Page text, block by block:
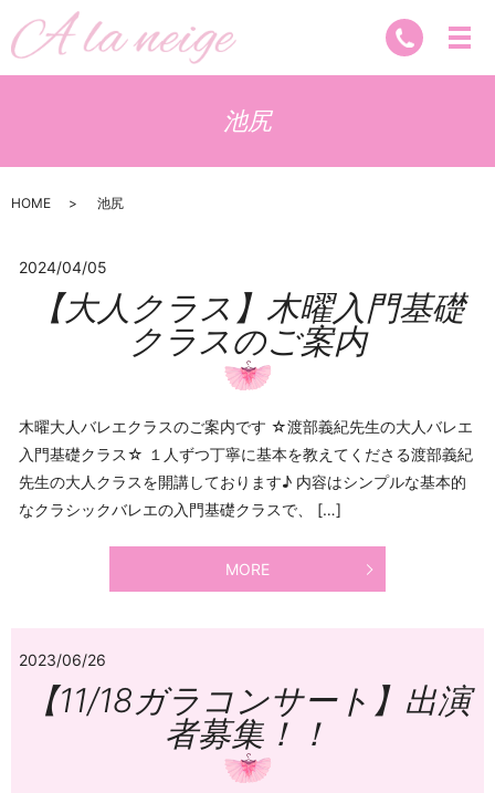
池尻
HOME 池尻
2024/04/05
【大人クラス】木曜入門基礎
クラスのご案内
木曜大人バレエクラスのご案内です ☆渡部義紀先生の大人バレエ
入門基礎クラス☆ １人ずつ丁寧に基本を教えてくださる渡部義紀
先生の大人クラスを開講しております♪ 内容はシンプルな基本的
なクラシックバレエの入門基礎クラスで、 […]
MORE
2023/06/26
【11/18ガラコンサート】出演
者募集！！